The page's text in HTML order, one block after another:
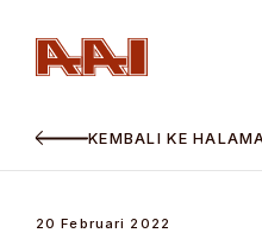
KEMBALI KE
20 Februari 2022